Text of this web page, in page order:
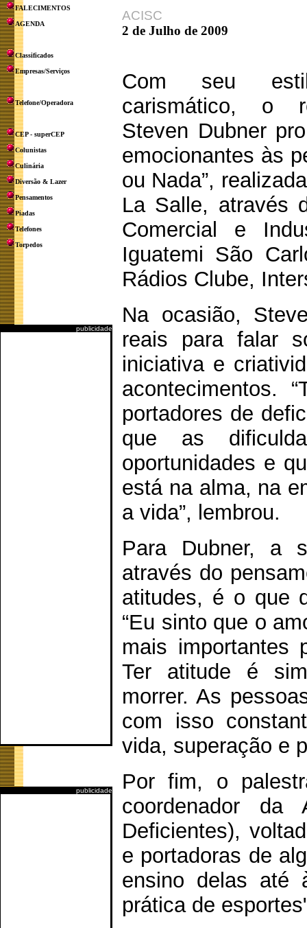
FALECIMENTOS
AGENDA
Classificados
Empresas/Serviços
Telefone/Operadora
CEP - superCEP
Colunistas
Culinária
Diversão & Lazer
Pensamentos
Piadas
Telefones
Torpedos
publicidade
publicidade
ACISC
2 de Julho de 2009
Com seu
carismático, o
Steven Dubner
emocionantes às
ou Nada”,
La Salle, através
Comercial e
Iguatemi São
Rádios Clube,
Na ocasião,
reais para falar
iniciativa e
acontecimentos.
portadores de
que as
oportunidades e
está na alma, na
a vida”, lembrou.
Para Dubner, a
através do
atitudes, é o que
“Eu sinto que o
mais importantes
Ter atitude é
morrer. As
com isso
vida, superação e
Por fim, o
coordenador da
Deficientes),
e portadoras de
ensino delas até
prática de